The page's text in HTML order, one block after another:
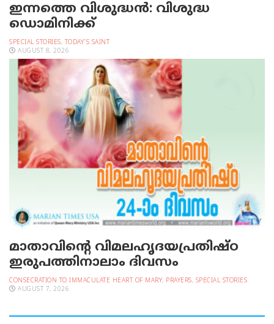
ഇന്നത്തെ വിശുദ്ധന്‍: വിശുദ്ധ
ഡൊമിനിക്ക്
SPECIAL STORIES, TODAY'S SAINT
AUGUST 8, 2026
മാതാവിന്റെ വിമലഹൃദയപ്രതിഷ്ഠ
ഇരുപത്തിനാലാം ദിവസം
CONSECRATION TO IMMACULATE HEART OF MARY, PRAYERS, SPECIAL STORIES
AUGUST 7, 2026